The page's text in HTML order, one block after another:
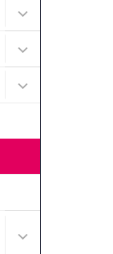
Undermeny
Undermeny för
Undermeny
Undermeny